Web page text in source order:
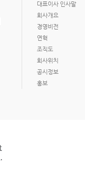
대표이사 인사말
회사개요
경영비전
연혁
조직도
회사위치
공시정보
홍보